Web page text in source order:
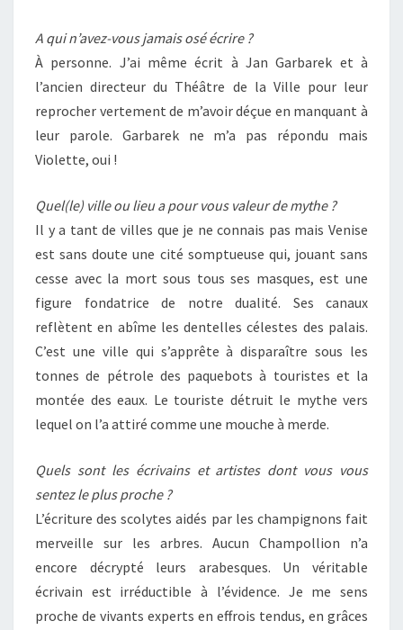
A qui n’avez-vous jamais osé écrire ?
À personne. J’ai même écrit à Jan Garbarek et à
l’ancien directeur du Théâtre de la Ville pour leur
reprocher vertement de m’avoir déçue en manquant à
leur parole. Garbarek ne m’a pas répondu mais
Violette, oui !
Quel(le) ville ou lieu a pour vous valeur de mythe ?
Il y a tant de villes que je ne connais pas mais Venise
est sans doute une cité somptueuse qui, jouant sans
cesse avec la mort sous tous ses masques, est une
figure fondatrice de notre dualité. Ses canaux
reflètent en abîme les dentelles célestes des palais.
C’est une ville qui s’apprête à disparaître sous les
tonnes de pétrole des paquebots à touristes et la
montée des eaux. Le touriste détruit le mythe vers
lequel on l’a attiré comme une mouche à merde.
Quels sont les écrivains et artistes dont vous vous
sentez le plus proche ?
L’écriture des scolytes aidés par les champignons fait
merveille sur les arbres. Aucun Champollion n’a
encore décrypté leurs arabesques. Un véritable
écrivain est irréductible à l’évidence. Je me sens
proche de vivants experts en effrois tendus, en grâces